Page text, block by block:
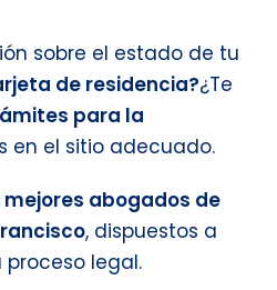
sobre el estado de tu
de residencia?¿Te
para la
en el sitio adecuado.
mejores abogados de
, dispuestos a
legal.